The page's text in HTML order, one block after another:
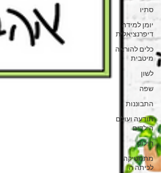
סתיו
יומן למידה
דיפרנציאלית
כלים להוראה
מיטבית
לשון
שפה
התבוננות
תודעה ועולם
הילדים
חילוק
מתמטיקה
לכיתה ה'